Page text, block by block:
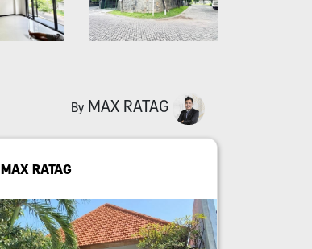
By MAX RATAG
MAX RATAG